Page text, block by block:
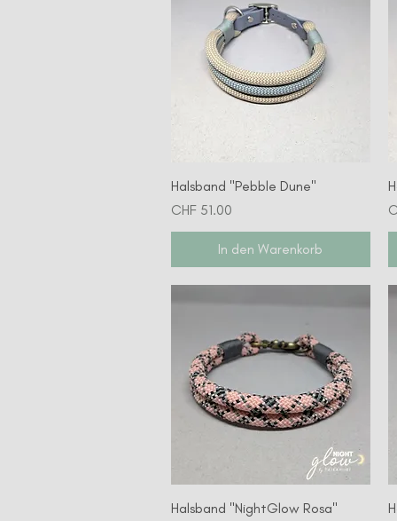
Schnellansicht
Halsband "Pebble Dune"
Preis
CHF 51.00
In den Warenkorb
Schnellansicht
Halsband "NightGlow Rosa"